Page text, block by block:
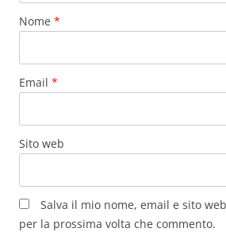
Nome *
Email *
Sito web
Salva il mio nome, email e sito
per la prossima volta che commento.